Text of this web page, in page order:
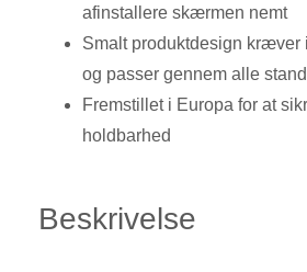
afinstallere skærmen nemt
Smalt produktdesign kræver
og passer gennem alle
Fremstillet i Europa for at
holdbarhed
Beskrivelse